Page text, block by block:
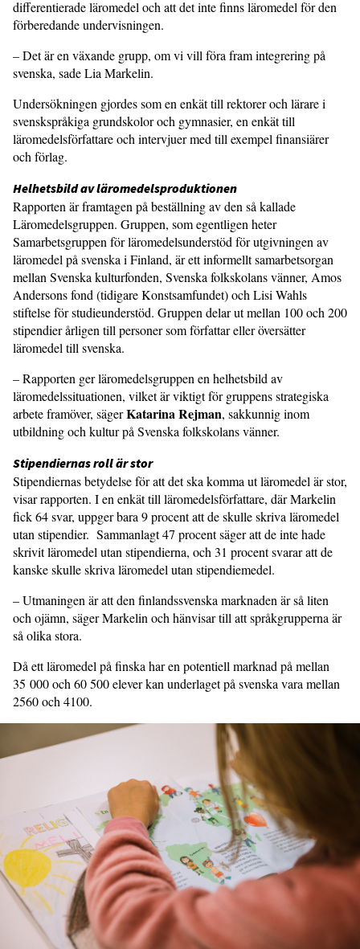
differentierade läromedel och att det inte finns läromedel för den
förberedande undervisningen.
– Det är en växande grupp, om vi vill föra fram integrering på
svenska, sade Lia Markelin.
Undersökningen gjordes som en enkät till rektorer och lärare i
svenskspråkiga grundskolor och gymnasier, en enkät till
läromedelsförfattare och intervjuer med till exempel finansiärer
och förlag.
Helhetsbild av läromedelsproduktionen
Rapporten är framtagen på beställning av den så kallade
Läromedelsgruppen. Gruppen, som egentligen heter
Samarbetsgruppen för läromedelsunderstöd för utgivningen av
läromedel på svenska i Finland, är ett informellt samarbetsorgan
mellan Svenska kulturfonden, Svenska folkskolans vänner, Amos
Andersons fond (tidigare Konstsamfundet) och Lisi Wahls
stiftelse för studieunderstöd. Gruppen delar ut mellan 100 och 200
stipendier årligen till personer som författar eller översätter
läromedel till svenska.
– Rapporten ger läromedelsgruppen en helhetsbild av
läromedelssituationen, vilket är viktigt för gruppens strategiska
arbete framöver, sägerKatarina Rejman, sakkunnig inom
utbildning och kultur på Svenska folkskolans vänner.
Stipendiernas roll är stor
Stipendiernas betydelse för att det ska komma ut läromedel är stor,
visar rapporten. I en enkät till läromedelsförfattare, där Markelin
fick 64 svar, uppger bara 9 procent att de skulle skriva läromedel
utan stipendier. Sammanlagt 47 procent säger att de inte hade
skrivit läromedel utan stipendierna, och 31 procent svarar att de
kanske skulle skriva läromedel utan stipendiemedel.
– Utmaningen är att den finlandssvenska marknaden är så liten
och ojämn, säger Markelin och hänvisar till att språkgrupperna är
så olika stora.
Då ett läromedel på finska har en potentiell marknad på mellan
35 000 och 60 500 elever kan underlaget på svenska vara mellan
2560 och 4100.